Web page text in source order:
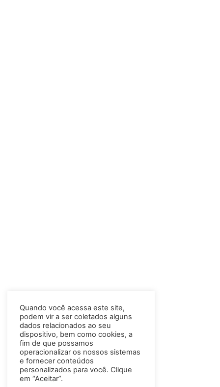
Quando você acessa este site,
podem vir a ser coletados alguns
dados relacionados ao seu
dispositivo, bem como cookies, a
fim de que possamos
operacionalizar os nossos sistemas
e fornecer conteúdos
personalizados para você. Clique
em “Aceitar”.